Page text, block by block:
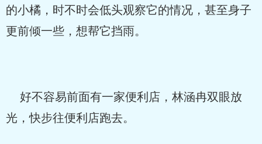
的小橘，时不时会低头观察它的情况，甚至身子
更前倾一些，想帮它挡雨。
好不容易前面有一家便利店，林涵冉双眼放
光，快步往便利店跑去。